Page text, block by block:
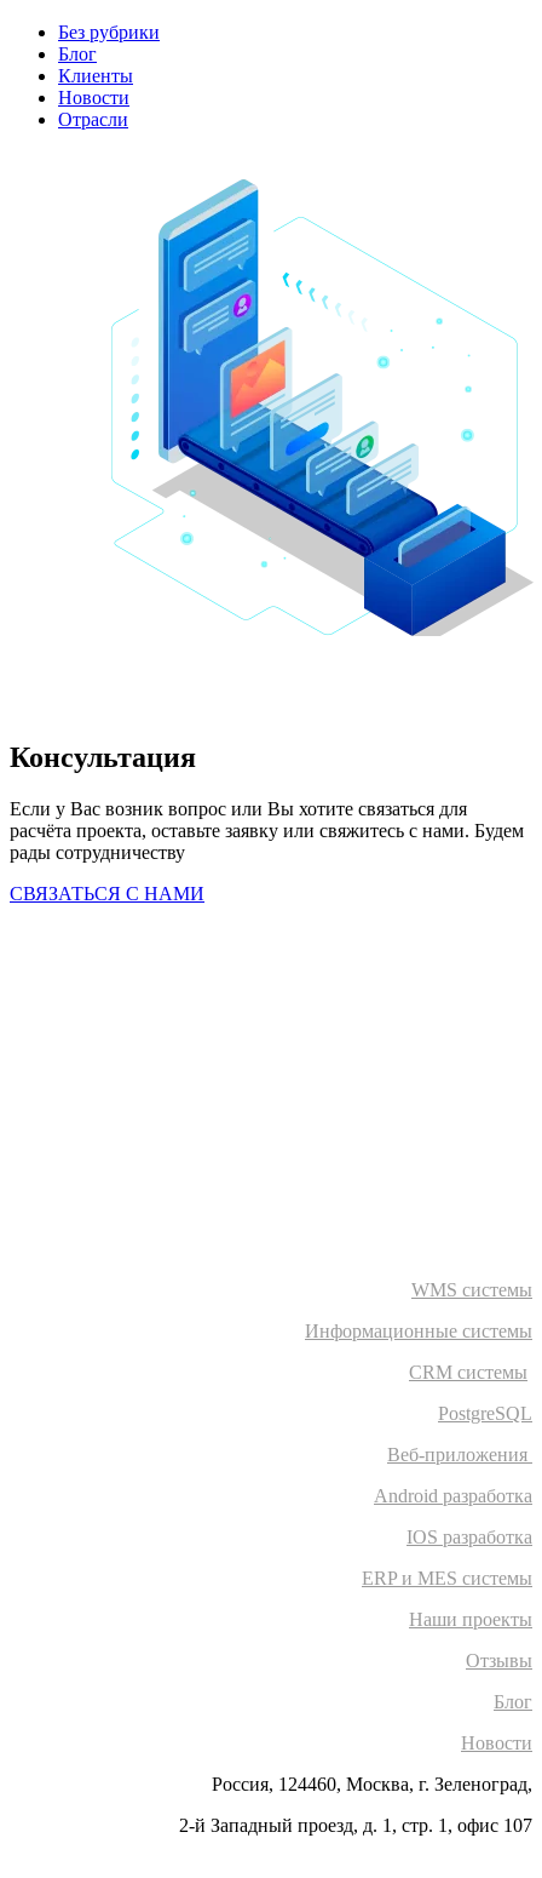
Без рубрики
Блог
Клиенты
Новости
Отрасли
Консультация
Если у Вас возник вопрос или Вы хотите связаться для
расчёта проекта, оставьте заявку или свяжитесь с нами. Будем
рады сотрудничеству
СВЯЗАТЬСЯ С НАМИ
WMS системы
Информационные системы
CRM системы
PostgreSQL
Веб-приложения
Android разработка
IOS разработка
ERP и MES системы
Наши проекты
Отзывы
Блог
Новости
Россия, 124460, Москва, г. Зеленоград,
2-й Западный проезд, д. 1, стр. 1, офис 107